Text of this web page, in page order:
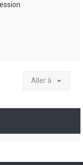
Aller à